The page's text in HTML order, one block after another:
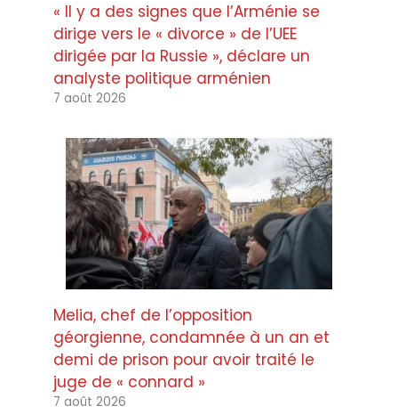
« Il y a des signes que l’Arménie se
dirige vers le « divorce » de l’UEE
dirigée par la Russie », déclare un
analyste politique arménien
7 août 2026
Melia, chef de l’opposition
géorgienne, condamnée à un an et
demi de prison pour avoir traité le
juge de « connard »
7 août 2026